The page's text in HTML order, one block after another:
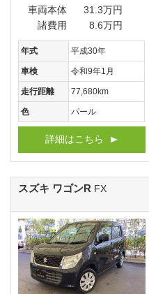
車両本体
31.3万円
諸費用
8.6万円
年式 平成30年
車検 令和9年1月
走行距離 77,680km
色 パール
詳細はこちら
スズキ ワゴンR FX